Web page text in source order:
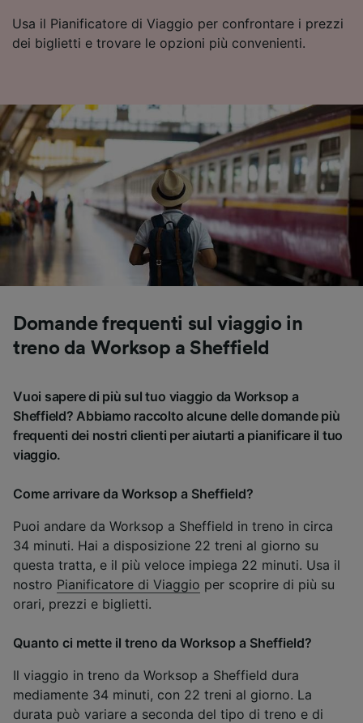
Usa il Pianificatore di Viaggio per confrontare i prezzi
dei biglietti e trovare le opzioni più convenienti.
Domande frequenti sul viaggio in
treno da Worksop a Sheffield
Vuoi sapere di più sul tuo viaggio da Worksop a
Sheffield? Abbiamo raccolto alcune delle domande più
frequenti dei nostri clienti per aiutarti a pianificare il tuo
viaggio.
Come arrivare da Worksop a Sheffield?
Puoi andare da Worksop a Sheffield in treno in circa
34 minuti. Hai a disposizione 22 treni al giorno su
questa tratta, e il più veloce impiega 22 minuti. Usa il
nostro Pianificatore di Viaggio per scoprire di più su
orari, prezzi e biglietti.
Quanto ci mette il treno da Worksop a Sheffield?
Il viaggio in treno da Worksop a Sheffield dura
mediamente 34 minuti, con 22 treni al giorno. La
durata può variare a seconda del tipo di treno e di